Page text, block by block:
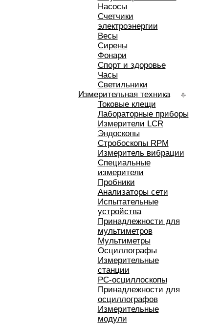
Насосы
Счетчики
электроэнергии
Весы
Сирены
Фонари
Спорт и здоровье
Часы
Светильники
Измерительная техника
Токовые клещи
Лабораторные приборы
Измерители LCR
Эндоскопы
Стробоскопы RPM
Измеритель вибрации
Специальные
измерители
Пробники
Анализаторы сети
Испытательные
устройства
Принадлежности для
мультиметров
Мультиметры
Осциллографы
Измерительные
станции
РС-осциллоскопы
Принадлежности для
осциллографов
Измерительные
модули